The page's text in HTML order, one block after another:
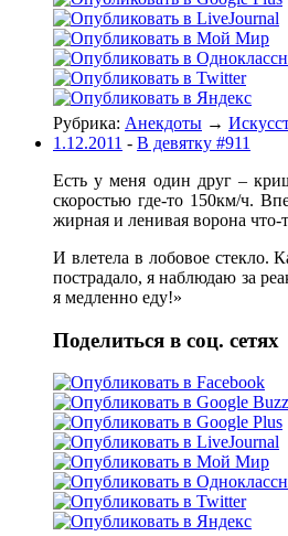
Рубрика: Анекдоты →
1.12.2011 - В девятку #911
Есть у меня один друг –
скоростью где-то 150км/ч.
жирная и ленивая ворона
И влетела в лобовое стекло.
пострадало, я наблюдаю за
я медленно еду!»
Поделиться в соц. сетях